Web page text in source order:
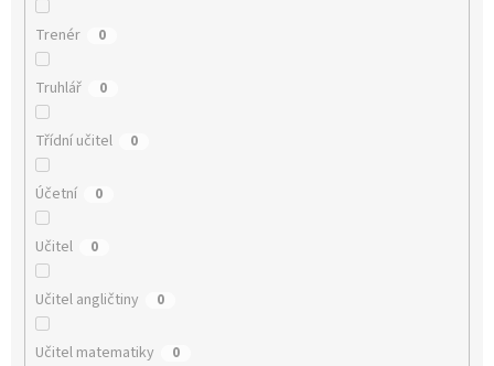
Trenér 0
Truhlář 0
Třídní učitel 0
Účetní 0
Učitel 0
Učitel angličtiny 0
Učitel matematiky 0